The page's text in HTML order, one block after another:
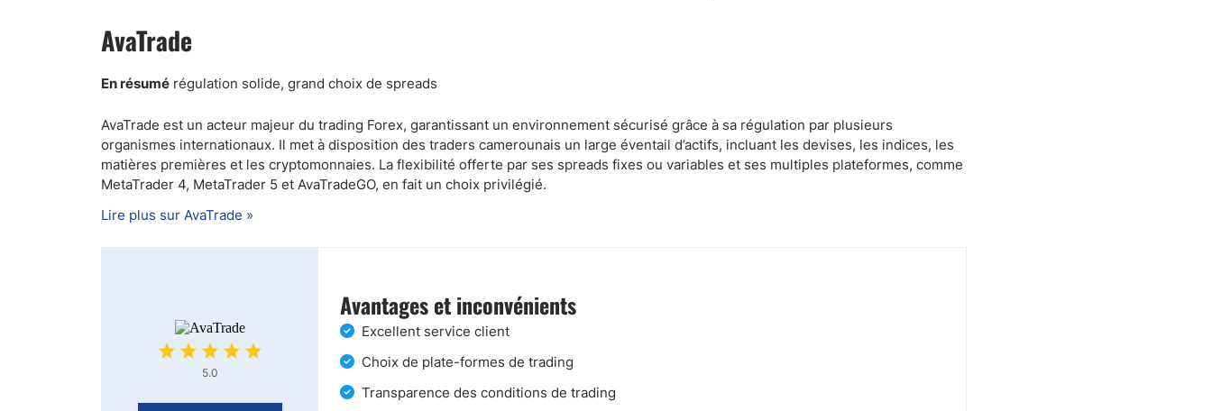
AvaTrade
En résumé régulation solide, grand choix de spreads
AvaTrade est un acteur majeur du trading Forex, garantissant un environnement sécurisé grâce à sa régulation par plusieurs
organismes internationaux. Il met à disposition des traders camerounais un large éventail d’actifs, incluant les devises, les indices, les
matières premières et les cryptomonnaies. La flexibilité offerte par ses spreads fixes ou variables et ses multiples plateformes, comme
MetaTrader 4, MetaTrader 5 et AvaTradeGO, en fait un choix privilégié.
Lire plus sur AvaTrade »
5.0
Avantages et inconvénients
Excellent service client
Choix de plate-formes de trading
Transparence des conditions de trading